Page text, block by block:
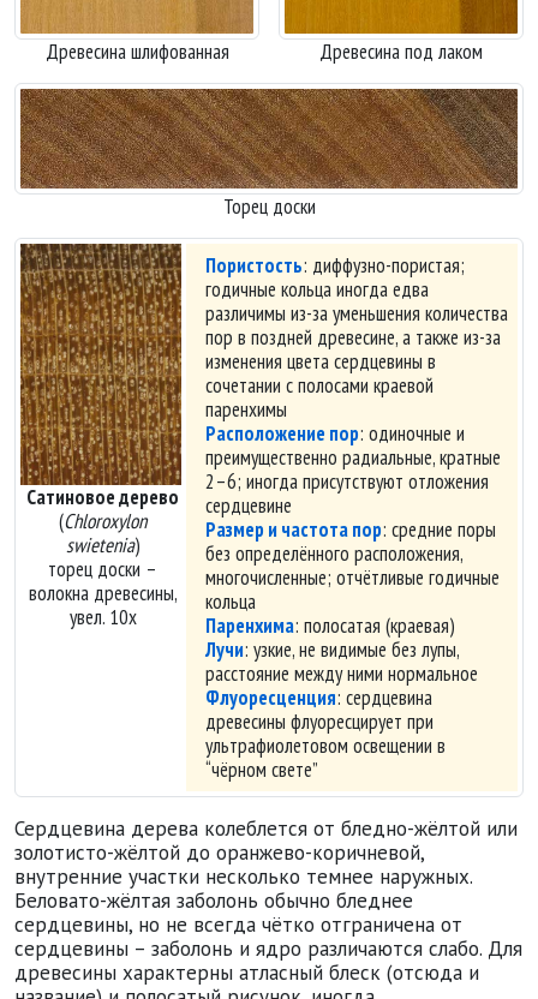
Древесина шлифованная Древесина под лаком
Торец доски
Сатиновое дерево
(Chloroxylon
swietenia)
торец доски –
волокна древесины,
увел. 10х
Пористость: диффузно-пористая;
годичные кольца иногда едва
различимы из-за уменьшения количества
пор в поздней древесине, а также из-за
изменения цвета сердцевины в
сочетании с полосами краевой
паренхимы
Расположение пор: одиночные и
преимущественно радиальные, кратные
2–6; иногда присутствуют отложения
сердцевине
Размер и частота пор: средние поры
без определённого расположения,
многочисленные; отчётливые годичные
кольца
Паренхима: полосатая (краевая)
Лучи: узкие, не видимые без лупы,
расстояние между ними нормальное
Флуоресценция: сердцевина
древесины флуоресцирует при
ультрафиолетовом освещении в
чёрном свете
Сердцевина дерева колеблется от бледно-жёлтой или
золотисто-жёлтой до оранжево-коричневой,
внутренние участки несколько темнее наружных.
Беловато-жёлтая заболонь обычно бледнее
сердцевины, но не всегда чётко отграничена от
сердцевины – заболонь и ядро различаются слабо. Для
древесины характерны атласный блеск (отсюда и